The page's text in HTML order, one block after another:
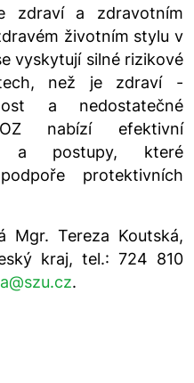
zdraví a zdravotním
životním stylu v
vyskytují silné rizikové
než je zdraví -
a nedostatečné
nabízí efektivní
a postupy, které
protektivních
Mgr. Tereza Koutská,
kraj, tel.: 724 810
.